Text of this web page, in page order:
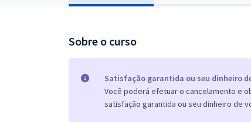
Sobre o curso
Satisfação garantida ou seu dinheiro
Você poderá efetuar o cancelamento e
satisfação garantida ou seu dinheiro de